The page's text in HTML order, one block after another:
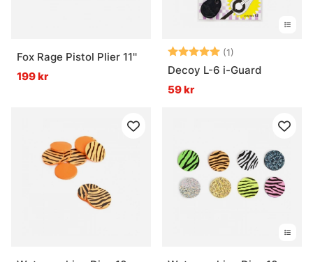
Fox Rage Pistol Plier 11''
199 kr
Betyg: (1)
Decoy L-6 i-Guard
59 kr